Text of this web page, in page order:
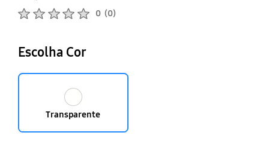
0 (0)
Escolha Cor
Transparente